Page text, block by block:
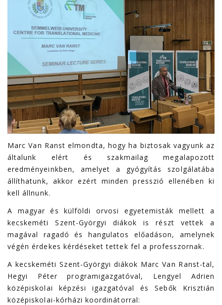
Marc Van Ranst elmondta, hogy ha biztosak vagyunk az
általunk elért és szakmailag megalapozott
eredményeinkben, amelyet a gyógyítás szolgálatába
állíthatunk, akkor ezért minden presszió ellenében ki
kell állnunk.
A magyar és külföldi orvosi egyetemisták mellett a
kecskeméti Szent-Györgyi diákok is részt vettek a
magával ragadó és hangulatos előadáson, amelynek
végén érdekes kérdéseket tettek fel a professzornak.
A kecskeméti Szent-Györgyi diákok Marc Van Ranst-tal,
Hegyi Péter programigazgatóval, Lengyel Adrien
középiskolai képzési igazgatóval és Sebők Krisztián
középiskolai-kórházi koordinátorral: